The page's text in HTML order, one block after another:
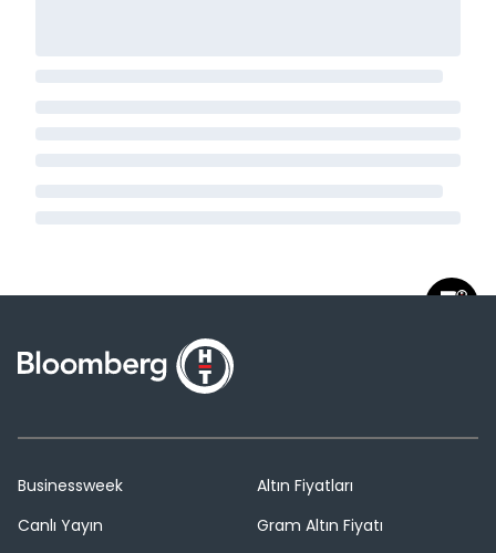
Businessweek
Canlı Yayın
Altın Fiyatları
Gram Altın Fiyatı